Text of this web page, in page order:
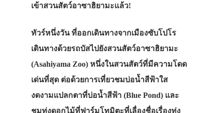
เข้าสวนสัตว์อาซาฮิยามะแล้ว!
ทัวร์หนึ่งวัน ที่ออกเดินทางจากเมืองซับโปโร
เดินทางด้วยรถบัสไปยังสวนสัตว์อาซาฮิยามะ
(Asahiyama Zoo) หนึ่งในสวนสัตว์ที่มีความโดด
เด่นที่สุด ต่อด้วยการเที่ยวชมบ่อน้ำสีฟ้าใส
งดงามแปลกตาที่บ่อน้ำสีฟ้า (Blue Pond) และ
ชมทุ่งดอกไม้ที่ฟาร์มโทมิตะที่เลื่องชื่อเรื่องทุ่ง